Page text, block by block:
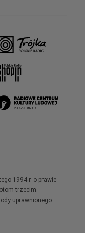
1994 r. o prawie
trzecim.
uprawnionego.